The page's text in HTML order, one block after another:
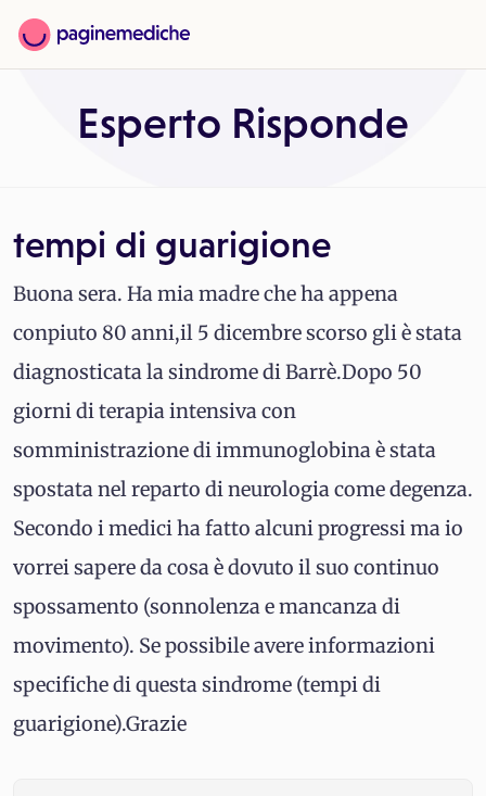
Esperto Risponde
tempi di guarigione
Buona sera. Ha mia madre che ha appena
conpiuto 80 anni,il 5 dicembre scorso gli è stata
diagnosticata la sindrome di Barrè.Dopo 50
giorni di terapia intensiva con
somministrazione di immunoglobina è stata
spostata nel reparto di neurologia come degenza.
Secondo i medici ha fatto alcuni progressi ma io
vorrei sapere da cosa è dovuto il suo continuo
spossamento (sonnolenza e mancanza di
movimento). Se possibile avere informazioni
specifiche di questa sindrome (tempi di
guarigione).Grazie